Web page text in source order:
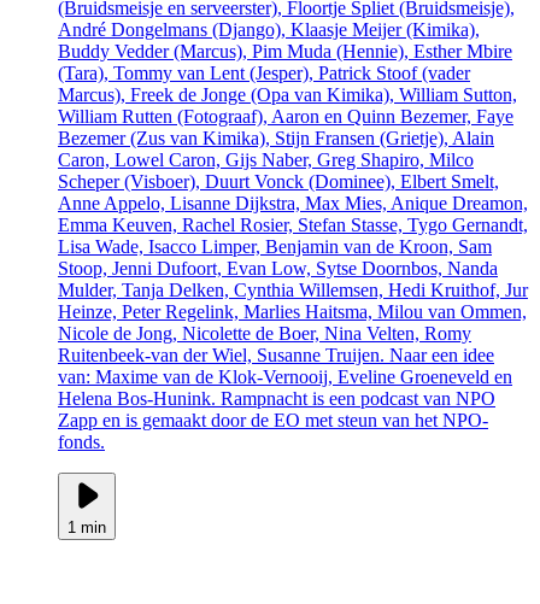
(Bruidsmeisje en serveerster), Floortje Spliet (Bruidsmeisje),
André Dongelmans (Django), Klaasje Meijer (Kimika),
Buddy Vedder (Marcus), Pim Muda (Hennie), Esther Mbire
(Tara), Tommy van Lent (Jesper), Patrick Stoof (vader
Marcus), Freek de Jonge (Opa van Kimika), William Sutton,
William Rutten (Fotograaf), Aaron en Quinn Bezemer, Faye
Bezemer (Zus van Kimika), Stijn Fransen (Grietje), Alain
Caron, Lowel Caron, Gijs Naber, Greg Shapiro, Milco
Scheper (Visboer), Duurt Vonck (Dominee), Elbert Smelt,
Anne Appelo, Lisanne Dijkstra, Max Mies, Anique Dreamon,
Emma Keuven, Rachel Rosier, Stefan Stasse, Tygo Gernandt,
Lisa Wade, Isacco Limper, Benjamin van de Kroon, Sam
Stoop, Jenni Dufoort, Evan Low, Sytse Doornbos, Nanda
Mulder, Tanja Delken, Cynthia Willemsen, Hedi Kruithof, Jur
Heinze, Peter Regelink, Marlies Haitsma, Milou van Ommen,
Nicole de Jong, Nicolette de Boer, Nina Velten, Romy
Ruitenbeek-van der Wiel, Susanne Truijen. Naar een idee
van: Maxime van de Klok-Vernooij, Eveline Groeneveld en
Helena Bos-Hunink. Rampnacht is een podcast van NPO
Zapp en is gemaakt door de EO met steun van het NPO-
fonds.
1 min